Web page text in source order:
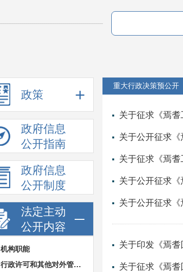
政策
政府信息
公开指南
政府信息
公开制度
法定主动
公开内容
机构职能
行政许可和其他对外管理服务
重大行政决策预公开